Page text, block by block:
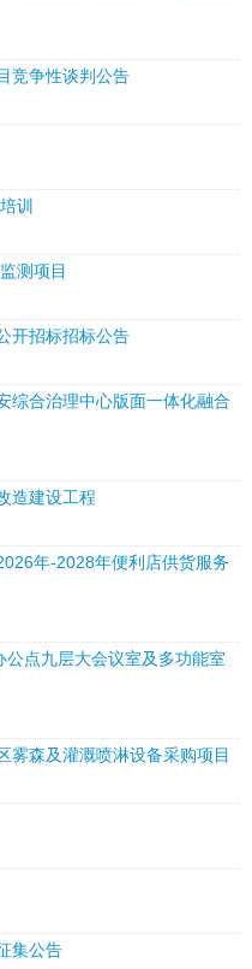
竞争性谈判公告
训
测项目
开招标招标公告
综合治理中心版面一体化融合
造建设工程
年-2028年便利店供货服务
点九层大会议室及多功能室
雾森及灌溉喷淋设备采购项目
集公告